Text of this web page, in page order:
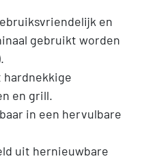
en
gebruikt worden
hardnekkige
en grill.
in een hervulbare
uit hernieuwbare